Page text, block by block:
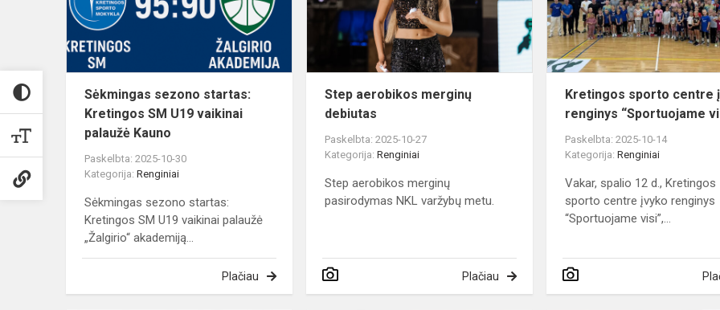
SM
vaikinai
Sėkmingas sezono startas:
Kretingos SM U19 vaikinai
palaužė Kauno
Paskelbta: 2025-10-30
Kategorija: Renginiai
Sėkmingas sezono startas:
Kretingos SM U19 vaikinai palaužė
„Žalgirio“ akademiją...
Plačiau
Step aerobikos merginų
debiutas
Paskelbta: 2025-10-27
Kategorija:Renginiai
Step aerobikos merginų
pasirodymas NKL varžybų metu.
Plačiau
Kretingos sporto centre
renginys “Sportuojame
Paskelbta: 2025-10-14
Kategorija:Renginiai
Vakar, spalio 12 d., Kretingos
sporto centre įvyko renginys
“Sportuojame visi”,...